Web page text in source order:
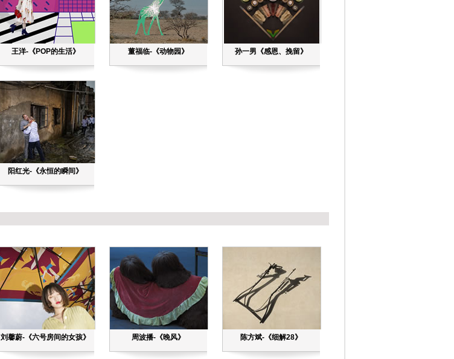
王洋-《POP的生活》 董福临-《动物园》 孙一男《感恩、挽留》
阳红光-《永恒的瞬间》
刘馨蔚-《六号房间的女孩》 周波播-《晚风》 陈方斌-《细解28》